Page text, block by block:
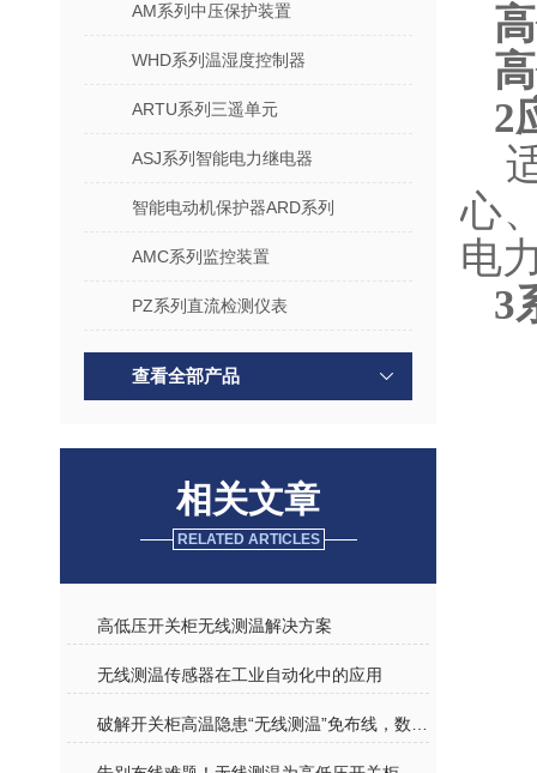
AM系列中压保护装置
WHD系列温湿度控制器
ARTU系列三遥单元
ASJ系列智能电力继电器
智能电动机保护器ARD系列
AMC系列监控装置
PZ系列直流检测仪表
查看全部产品
相关文章
RELATED ARTICLES
高低压开关柜无线测温解决方案
无线测温传感器在工业自动化中的应用
2
心
电
3